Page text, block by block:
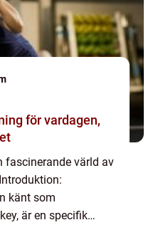
fascinerande värld av
känt som
är en specifik